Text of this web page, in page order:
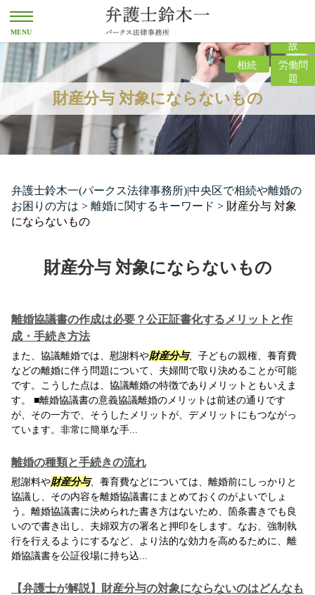
財産分与 対象にならないもの
故
相続
労働問
題
弁護士鈴木一(パークス法律事務所)|中央区で相続や離婚の
お困りの方は > 離婚に関するキーワード > 財産分与 対象
にならないもの
財産分与 対象にならないもの
離婚協議書の作成は必要？公正証書化するメリットと作
成・手続き方法
また、協議離婚では、慰謝料や財産分与、子どもの親権、養育費
などの離婚に伴う問題について、夫婦間で取り決めることが可能
です。こうした点は、協議離婚の特徴でありメリットともいえま
す。 ■離婚協議書の意義協議離婚のメリットは前述の通りです
が、その一方で、そうしたメリットが、デメリットにもつながっ
ています。非常に簡単な手...
離婚の種類と手続きの流れ
慰謝料や財産分与、養育費などについては、離婚前にしっかりと
協議し、その内容を離婚協議書にまとめておくのがよいでしょ
う。離婚協議書に決められた書き方はないため、箇条書きでも良
いので書き出し、夫婦双方の署名と押印をします。なお、強制執
行を行えるようにするなど、より法的な効力を高めるために、離
婚協議書を公証役場に持ち込...
【弁護士が解説】財産分与の対象にならないのはどんなも